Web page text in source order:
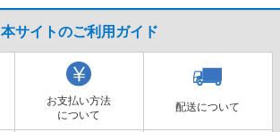
本サイトのご利用ガイド
お支払い方法
について
配送について